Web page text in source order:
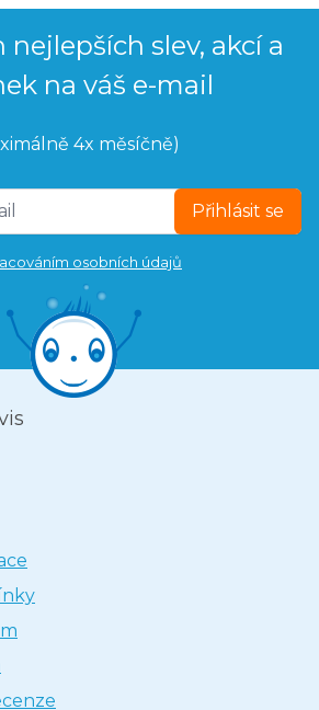
slev, akcí a
na váš e-mail
4x měsíčně)
Přihlásit se
osobních údajů